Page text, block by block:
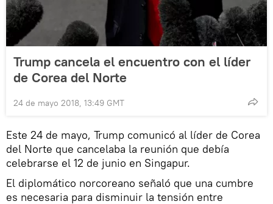
Trump cancela el encuentro con el líder
de Corea del Norte
24 de mayo 2018, 13:49 GMT
Este 24 de mayo, Trump comunicó al líder de Corea
del Norte que cancelaba la reunión que debía
celebrarse el 12 de junio en Singapur.
El diplomático norcoreano señaló que una cumbre
es necesaria para disminuir la tensión entre